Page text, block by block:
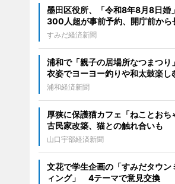
墨田区役所、「令和8年8月8日
300人超が事前予約、開庁前から
すみだ経済新聞
浦和で「親子の居場所なつまつ
衣姿でヨーヨー釣りや和太鼓楽し
浦和経済新聞
厚狭に保護猫カフェ「ねことお
古民家改築、猫との触れ合いも
山口宇部経済新聞
文花で学生企画の「すみだタウン
ィング」 4テーマで意見交換